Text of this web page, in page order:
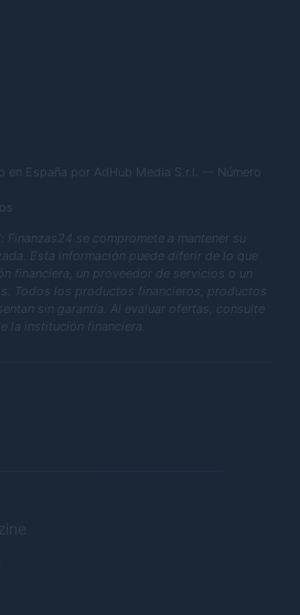
España por AdHub Media S.r.l. — Número
se compromete a mantener su
Esta información puede diferir de lo que
financiera, un proveedor de servicios o un
Todos los productos financieros, productos
sin garantía. Al evaluar ofertas, consulte
la institución financiera.